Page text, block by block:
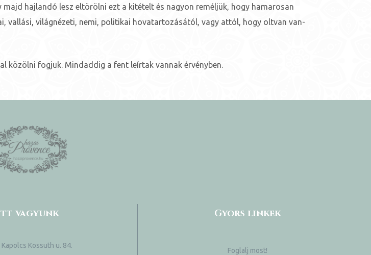
hajlandó lesz eltörölni ezt a kitételt és nagyon reméljük, hogy hamarosan
vallási, világnézeti, nemi, politikai hovatartozásától, vagy attól, hogy oltvan van-
közölni fogjuk. Mindaddig a fent leírtak vannak érvényben.
vagyunk
Kossuth u. 84.
Gyors linkek
Foglalj most!